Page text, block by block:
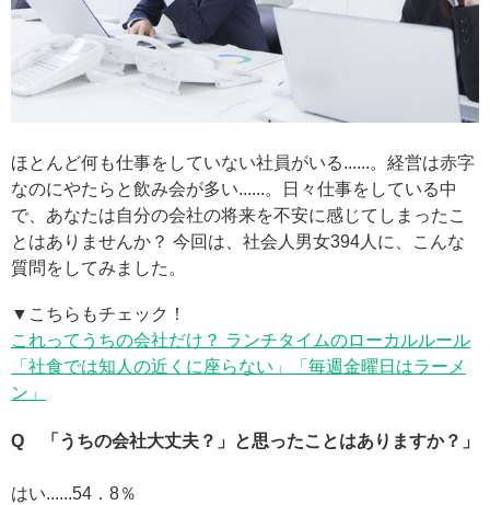
ほとんど何も仕事をしていない社員がいる......。経営は赤字
なのにやたらと飲み会が多い......。日々仕事をしている中
で、あなたは自分の会社の将来を不安に感じてしまったこ
とはありませんか？ 今回は、社会人男女394人に、こんな
質問をしてみました。
▼こちらもチェック！
これってうちの会社だけ？ ランチタイムのローカルルール
「社食では知人の近くに座らない」「毎週金曜日はラーメ
ン」
Q 「うちの会社大丈夫？」と思ったことはありますか？」
はい......54．8％